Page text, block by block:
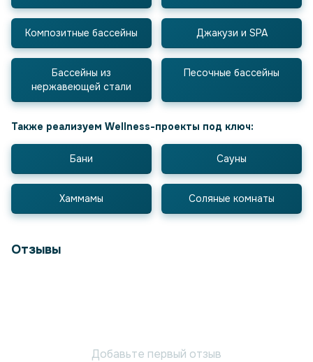
Композитные бассейны Джакузи и SPA
Бассейны из
нержавеющей стали
Песочные бассейны
Также реализуем Wellness-проекты под ключ:
Бани Сауны
Хаммамы Соляные комнаты
Отзывы
Добавьте первый отзыв